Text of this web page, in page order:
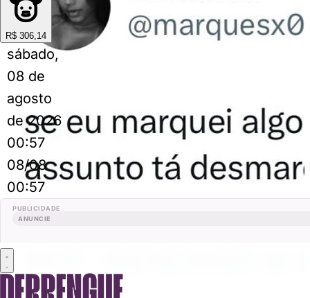
R$ 306,14
sábado,
08 de
agosto
de 2026
00:57
08/08
00:57
PUBLICIDADE
ANUNCIE